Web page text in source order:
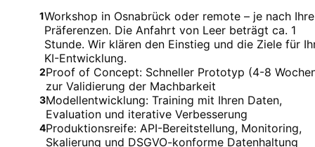
1Workshop in Osnabrück oder remote – je nach
Präferenzen. Die Anfahrt von Leer beträgt ca. 1
Stunde. Wir klären den Einstieg und die Ziele für
KI-Entwicklung.
2Proof of Concept: Schneller Prototyp (4-8
zur Validierung der Machbarkeit
3Modellentwicklung: Training mit Ihren Daten,
Evaluation und iterative Verbesserung
4Produktionsreife: API-Bereitstellung, Monitoring,
Skalierung und DSGVO-konforme Datenhaltung